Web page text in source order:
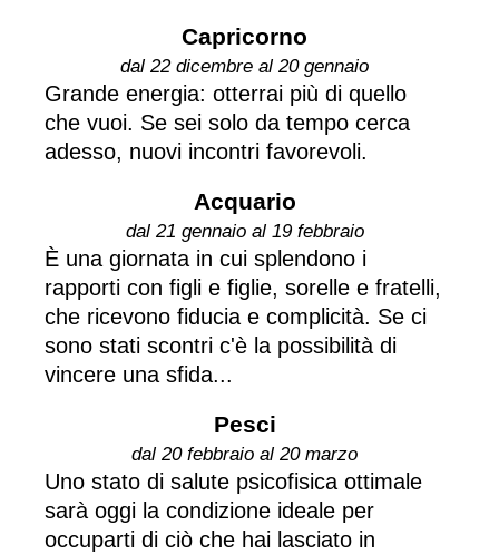
Capricorno
dal 22 dicembre al 20 gennaio
Grande energia: otterrai più di quello
che vuoi. Se sei solo da tempo cerca
adesso, nuovi incontri favorevoli.
Acquario
dal 21 gennaio al 19 febbraio
È una giornata in cui splendono i
rapporti con figli e figlie, sorelle e fratelli,
che ricevono fiducia e complicità. Se ci
sono stati scontri c'è la possibilità di
vincere una sfida...
Pesci
dal 20 febbraio al 20 marzo
Uno stato di salute psicofisica ottimale
sarà oggi la condizione ideale per
occuparti di ciò che hai lasciato in